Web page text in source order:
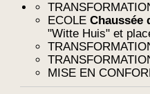
ECOLE Chaussée
"Witte Huis" et
MISE EN